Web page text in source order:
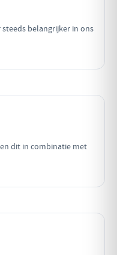
belangrijker in ons
dit in combinatie met